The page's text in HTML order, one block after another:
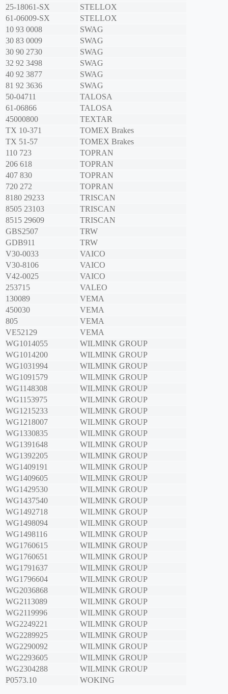
25-18061-SX
STELLOX
61-06009-SX
STELLOX
10 93 0008
SWAG
30 83 0009
SWAG
30 90 2730
SWAG
32 92 3498
SWAG
40 92 3877
SWAG
81 92 3636
SWAG
50-04711
TALOSA
61-06866
TALOSA
45000800
TEXTAR
TX 10-371
TOMEX Brakes
TX 51-57
TOMEX Brakes
110 723
TOPRAN
206 618
TOPRAN
407 830
TOPRAN
720 272
TOPRAN
8180 29233
TRISCAN
8505 23103
TRISCAN
8515 29609
TRISCAN
GBS2507
TRW
GDB911
TRW
V30-0033
VAICO
V30-8106
VAICO
V42-0025
VAICO
253715
VALEO
130089
VEMA
450030
VEMA
805
VEMA
VE52129
VEMA
WG1014055
WILMINK GROUP
WG1014200
WILMINK GROUP
WG1031994
WILMINK GROUP
WG1091579
WILMINK GROUP
WG1148308
WILMINK GROUP
WG1153975
WILMINK GROUP
WG1215233
WILMINK GROUP
WG1218007
WILMINK GROUP
WG1330835
WILMINK GROUP
WG1391648
WILMINK GROUP
WG1392205
WILMINK GROUP
WG1409191
WILMINK GROUP
WG1409605
WILMINK GROUP
WG1429530
WILMINK GROUP
WG1437540
WILMINK GROUP
WG1492718
WILMINK GROUP
WG1498094
WILMINK GROUP
WG1498116
WILMINK GROUP
WG1760615
WILMINK GROUP
WG1760651
WILMINK GROUP
WG1791637
WILMINK GROUP
WG1796604
WILMINK GROUP
WG2036868
WILMINK GROUP
WG2113089
WILMINK GROUP
WG2119996
WILMINK GROUP
WG2249221
WILMINK GROUP
WG2289925
WILMINK GROUP
WG2290092
WILMINK GROUP
WG2293605
WILMINK GROUP
WG2304288
WILMINK GROUP
P0573.10
WOKING